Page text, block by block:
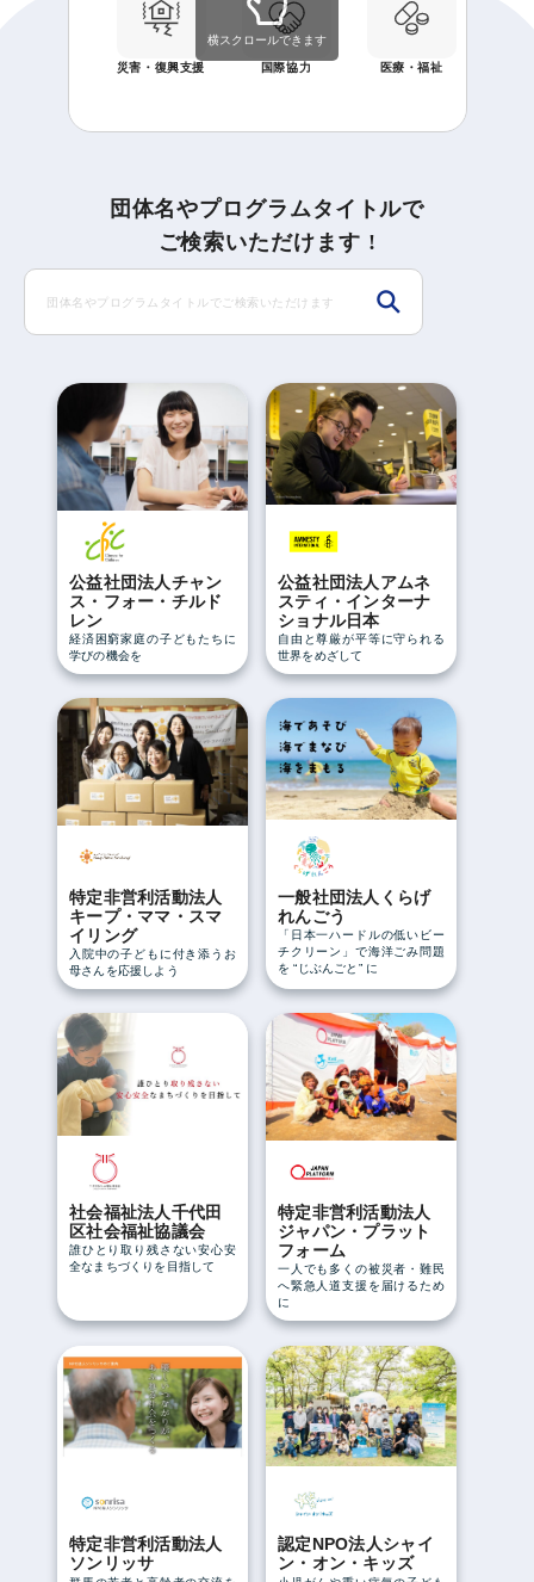
災害・復興支援 国際協力 医療・福祉
横スクロールできます
団体名やプログラムタイトルで
ご検索いただけます !
公益社団法人チャン
ス・フォー・チルド
レン
経済困窮家庭の子どもたちに
学びの機会を
公益社団法人アムネ
スティ・インターナ
ショナル日本
自由と尊厳が平等に守られる
世界をめざして
特定非営利活動法人
キープ・ママ・スマ
イリング
入院中の子どもに付き添うお
母さんを応援しよう
一般社団法人くらげ
れんごう
「日本一ハードルの低いビー
チクリーン」で海洋ごみ問題
を “じぶんごと” に
社会福祉法人千代田
区社会福祉協議会
誰ひとり取り残さない安心安
全なまちづくりを目指して
特定非営利活動法人
ジャパン・プラット
フォーム
一人でも多くの被災者・難民
へ緊急人道支援を届けるため
に
特定非営利活動法人
ソンリッサ
認定NPO法人シャイ
ン・オン・キッズ